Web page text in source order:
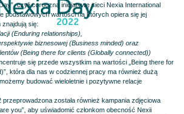
czyli coroczną inicjatywę sieciNexia International
podstawowych wartości na których opiera się jej
znajdują się:
(Enduring relationships),
biznesowej (Business minded) oraz
(Being there for clients (Globally connected))
się przede wszystkim na wartości „Being there for
która dla nas w codziennej pracy ma również dużą
budować wieloletnie i pozytywne relacje
została również kampania zdjęciowa
you”, aby uświadomić członkom obecność Nexii